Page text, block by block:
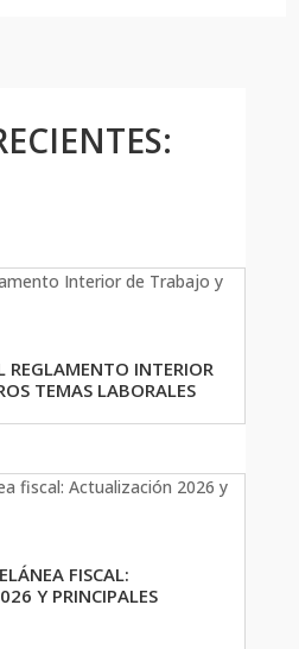
INTERIOR
TEMAS LABORALES
FISCAL:
Y PRINCIPALES